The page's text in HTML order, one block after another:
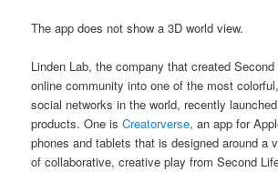
The app does not show a 3D world view.
Linden Lab, the company that created
online community into one of the most
social networks in the world, recently
products. One isCreatorverse, an app for
phones and tablets that is designed around a
of collaborative, creative play from Second